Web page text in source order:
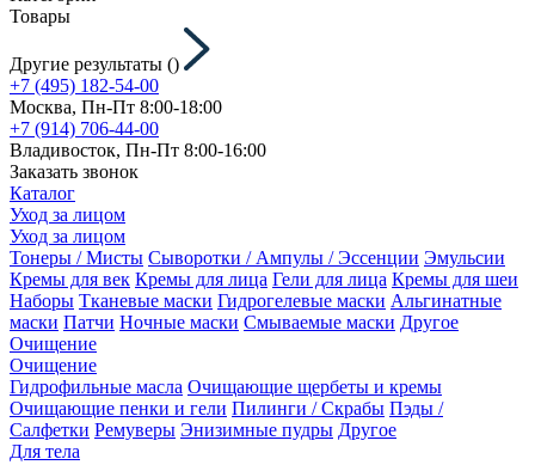
Товары
Другие результаты ()
+7 (495) 182-54-00
Москва, Пн-Пт 8:00-18:00
+7 (914) 706-44-00
Владивосток, Пн-Пт 8:00-16:00
Заказать звонок
Каталог
Уход за лицом
Уход за лицом
Тонеры / Мисты Сыворотки / Ампулы / Эссенции Эмульсии
Кремы для век Кремы для лица Гели для лица Кремы для шеи
Наборы Тканевые маски Гидрогелевые маски Альгинатные
маски Патчи Ночные маски Смываемые маски Другое
Очищение
Очищение
Гидрофильные масла Очищающие щербеты и кремы
Очищающие пенки и гели Пилинги / Скрабы Пэды /
Салфетки Ремуверы Энизимные пудры Другое
Для тела